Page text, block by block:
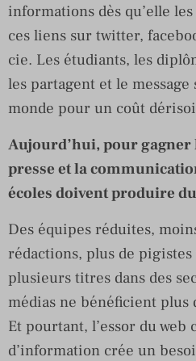
informations dès qu’elle
ces liens sur twitter,
cie. Les étudiants, les
les partagent et le
monde pour un coût
Aujourd’hui, pour
presse et la
écoles doivent produire
Des équipes réduites,
rédactions, plus de
plusieurs titres dans des
médias ne bénéficient plus
Et pourtant, l’essor du web
d’information crée un